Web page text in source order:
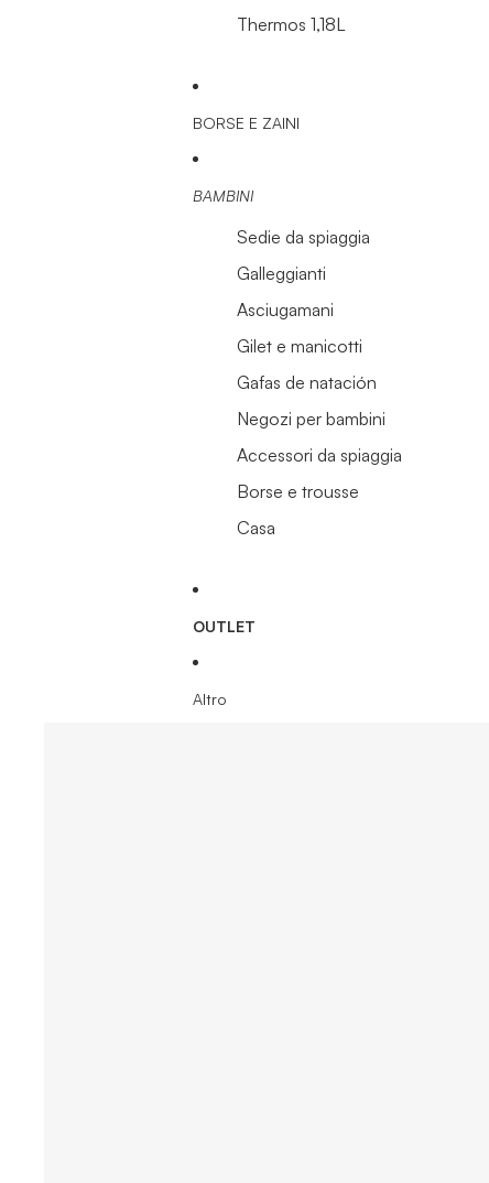
Thermos 1,18L
BORSE E ZAINI
BAMBINI
Sedie da spiaggia
Galleggianti
Asciugamani
Gilet e manicotti
Gafas de natación
Negozi per bambini
Accessori da spiaggia
Borse e trousse
Casa
OUTLET
Altro